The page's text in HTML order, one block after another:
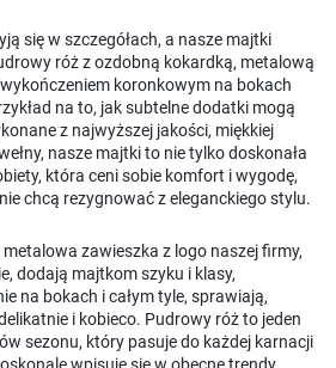
się w szczegółach, a nasze majtki
róż z ozdobną kokardką, metalową
koronkowym na bokach
na to, jak subtelne dodatki mogą
z najwyższej jakości, miękkiej
nasze majtki to nie tylko doskonała
która ceni sobie komfort i wygodę,
chcą rezygnować z eleganckiego stylu.
zawieszka z logo naszej firmy,
dodają majtkom szyku i klasy,
na bokach i całym tyle, sprawiają,
i kobieco. Pudrowy róż to jeden
sezonu, który pasuje do każdej karnacji